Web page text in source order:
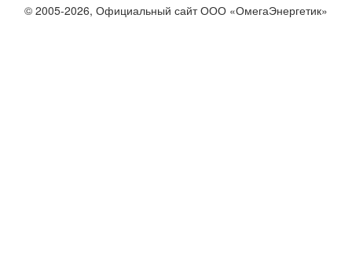
© 2005-2026, Официальный сайт ООО «ОмегаЭнергетик»